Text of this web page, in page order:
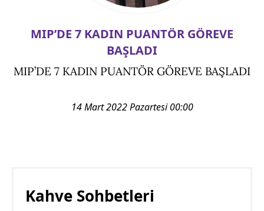
MIP’DE 7 KADIN PUANTÖR GÖREVE
BAŞLADI
MIP’DE 7 KADIN PUANTÖR GÖREVE BAŞLADI
14 Mart 2022 Pazartesi 00:00
Kahve Sohbetleri